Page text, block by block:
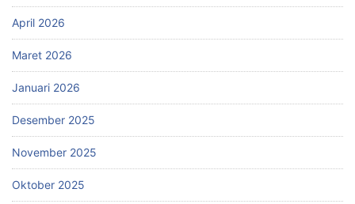
April 2026
Maret 2026
Januari 2026
Desember 2025
November 2025
Oktober 2025